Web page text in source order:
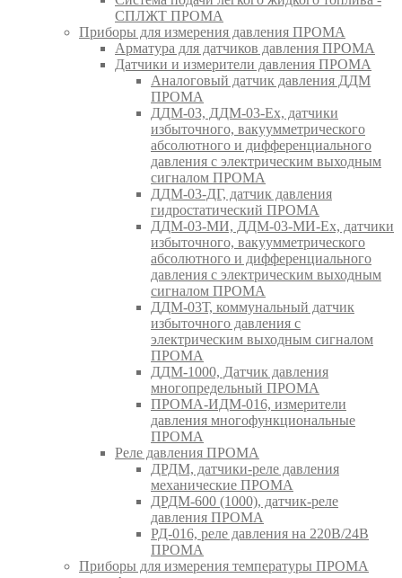
СПЛЖТ ПРОМА
Приборы для измерения давления ПРОМА
Арматура для датчиков давления ПРОМА
Датчики и измерители давления ПРОМА
Аналоговый датчик давления ДДМ
ПРОМА
ДДМ-03, ДДМ-03-Ех, датчики
избыточного, вакуумметрического
абсолютного и дифференциального
давления с электрическим выходным
сигналом ПРОМА
ДДМ-03-ДГ, датчик давления
гидростатический ПРОМА
ДДМ-03-МИ, ДДМ-03-МИ-Ех, датчики
избыточного, вакуумметрического
абсолютного и дифференциального
давления с электрическим выходным
сигналом ПРОМА
ДДМ-03Т, коммунальный датчик
избыточного давления с
электрическим выходным сигналом
ПРОМА
ДДМ-1000, Датчик давления
многопредельный ПРОМА
ПРОМА-ИДМ-016, измерители
давления многофункциональные
ПРОМА
Реле давления ПРОМА
ДРДМ, датчики-реле давления
механические ПРОМА
ДРДМ-600 (1000), датчик-реле
давления ПРОМА
РД-016, реле давления на 220В/24В
ПРОМА
Приборы для измерения температуры ПРОМА